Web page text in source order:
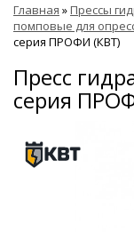
Главная »Прессы
помповые для
серия ПРОФИ (КВТ)
Пресс
серия